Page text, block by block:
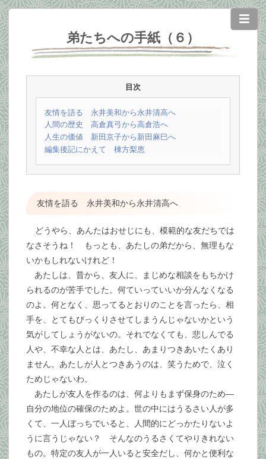
弟たちへの手紙（６）
目次
友情を語る 永井美和から永井清高へ
人間の歴史 高倉真弓から高倉浩へ
人生の価値 新田京子から新田麻巳へ
編集後記にかえて 棟方梨恵
友情を語る 永井美和から永井清高へ
どうやら、あんたはおせじにも、模範的な友だちでは
なさそうね！ もっとも、あたしの弟だから、無理もな
いかもしれないけれど！
あたしは、昔から、友人に、まじめな相談をもちかけ
られるのが苦手でした。何ていっていいか分んなくなる
のよ。何となく、思ってるとおりのことを言ったら、相
手を、とてもびっくりさせてしまうんじゃないかという
気がしてしょうがないの。それでなくても、悲しんでる
人や、不幸な人とは、あたし、あまりつきあいたくあり
ません。あたしが人とつきあうのは、笑うためで、泣く
ためじゃないわ。
あたしが友人を作るのは、何よりもまず保身のため―
自分の地位の確保のためよ。世の中にはうるさい人が多
くて、一人ぼっちでいると、人間的にどっかたりないよ
うに言うじゃない？ そんなのうるさくてやりきれない
もの。特定の友人が一人いると安全だし、何かと便利な